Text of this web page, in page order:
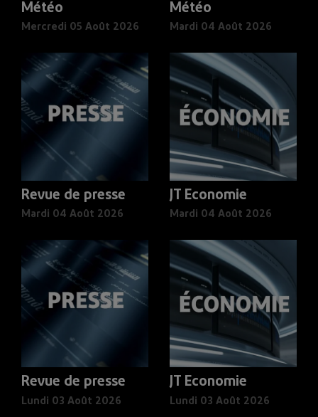
Météo
Mercredi 05 Août 2026
Météo
Mardi 04 Août 2026
Revue de presse
Mardi 04 Août 2026
JT Economie
Mardi 04 Août 2026
Revue de presse
Lundi 03 Août 2026
JT Economie
Lundi 03 Août 2026